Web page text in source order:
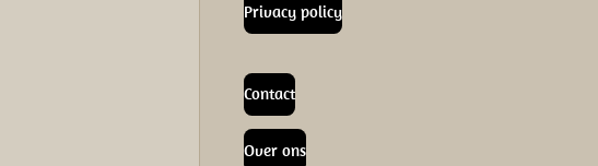
Privacy policy
Contact
Over ons